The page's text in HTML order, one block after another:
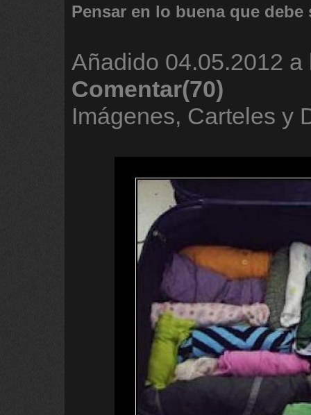
Pensar en lo buena que debe
Añadido 04.05.2012 a
Comentar(70)
Imágenes, Carteles y